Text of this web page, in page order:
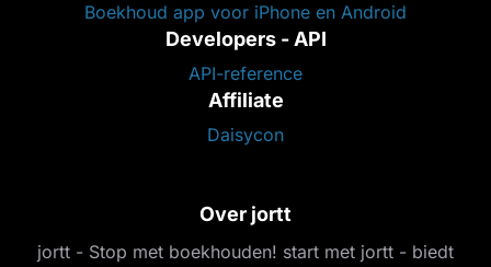
Boekhoud app voor iPhone en Android
Developers - API
API-reference
Affiliate
Daisycon
Over jortt
jortt - Stop met boekhouden! start met jortt - biedt